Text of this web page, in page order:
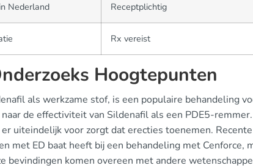
Nederland Receptplichtig
Rx vereist
Hoogtepunten
als werkzame stof, is een populaire behandeling
naar de effectiviteit van Sildenafil als een PDE5-
uiteindelijk voor zorgt dat erecties toenemen.
met ED baat heeft bij een behandeling met Cenforce,
bevindingen komen overeen met andere